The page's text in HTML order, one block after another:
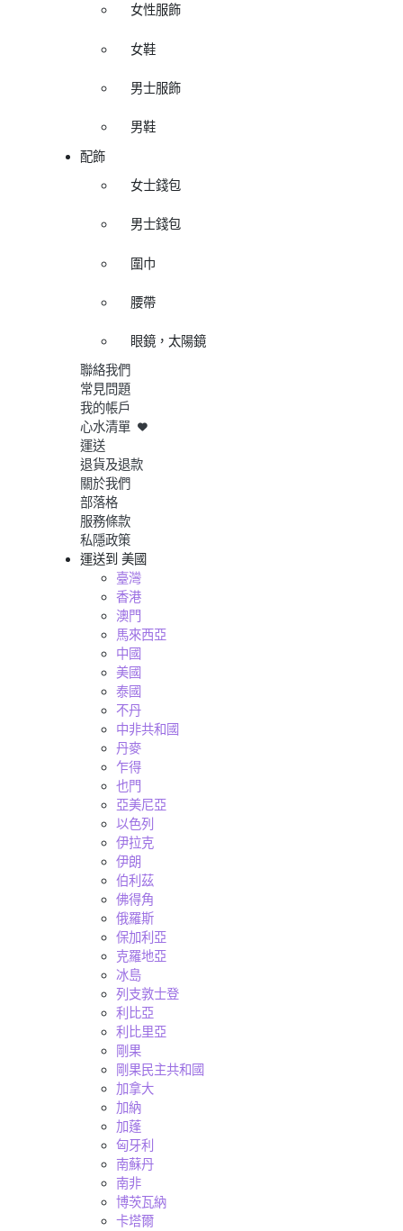
女性服飾
女鞋
男士服飾
男鞋
配飾
女士錢包
男士錢包
圍巾
腰帶
眼鏡，太陽鏡
聯絡我們
常見問題
我的帳戶
心水清單
運送
退貨及退款
關於我們
部落格
服務條款
私隱政策
運送到 美國
臺灣
香港
澳門
馬來西亞
中國
美國
泰國
不丹
中非共和國
丹麥
乍得
也門
亞美尼亞
以色列
伊拉克
伊朗
伯利茲
佛得角
俄羅斯
保加利亞
克羅地亞
冰島
列支敦士登
利比亞
利比里亞
剛果
剛果民主共和國
加拿大
加納
加蓬
匈牙利
南蘇丹
南非
博茨瓦納
卡塔爾